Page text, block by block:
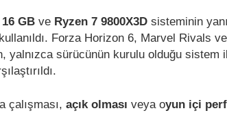
GB ve Ryzen 7 9800X3D sisteminin
Forza Horizon 6, Marvel Rivals
yalnızca sürücünün kurulu olduğu sistem
çalışması, açık olması veya oyun içi